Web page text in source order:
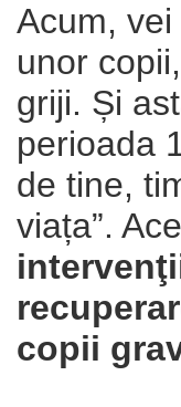
Acum,
unor
griji. Și
perioada
de tine,
viața”.
copii